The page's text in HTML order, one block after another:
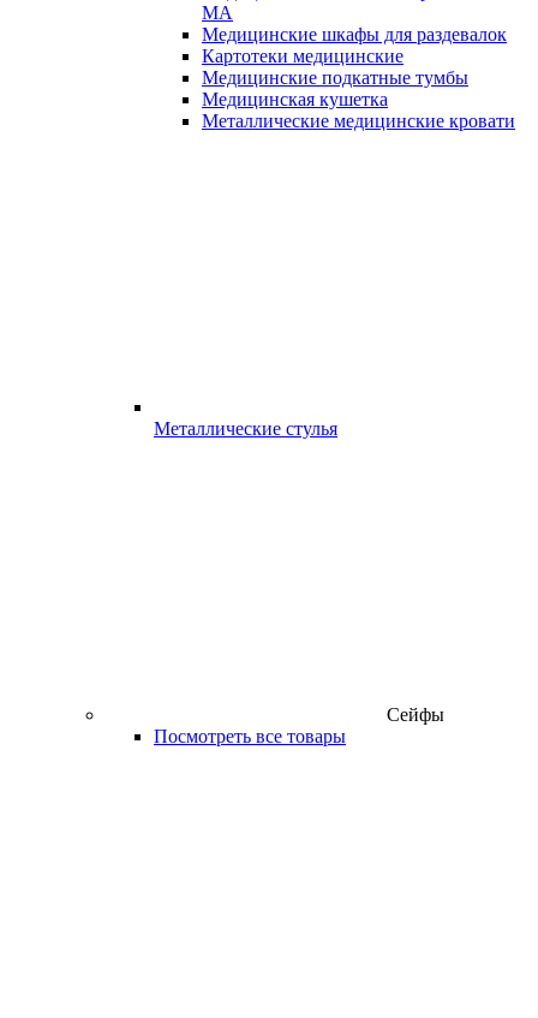
МА
Медицинские шкафы для раздевалок
Картотеки медицинские
Медицинские подкатные тумбы
Медицинская кушетка
Металлические медицинские кровати
Металлические стулья
Сейфы
Посмотреть все товары